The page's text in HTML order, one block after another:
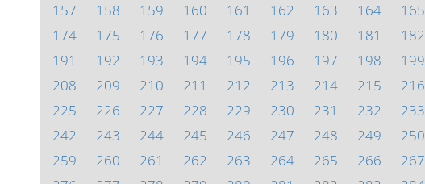
157
158 159 160 161 162 163 164 165
174
175 176 177 178 179 180 181 182
191
192 193 194 195 196 197 198 199
208
209 210 211 212 213 214 215 216
225
226 227 228 229 230 231 232 233
242
243 244 245 246 247 248 249 250
259
260 261 262 263 264 265 266 267